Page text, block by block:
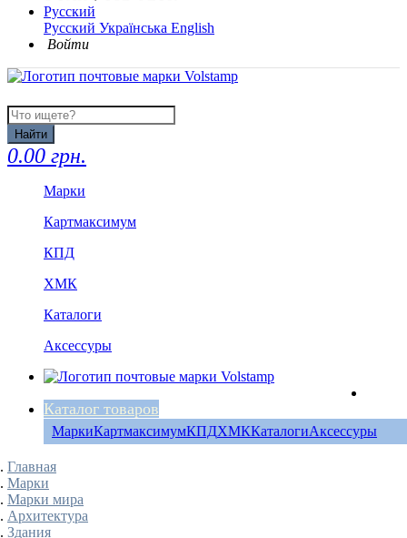
Русский
Русский Українська English
Войти
Найти
0.00 грн.
Марки
Картмаксимум
КПД
ХМК
Каталоги
Аксессуры
Каталог товаров
МаркиКартмаксимумКПДХМККаталогиАксессуры
Главная
Марки
Марки мира
Архитектура
Здания